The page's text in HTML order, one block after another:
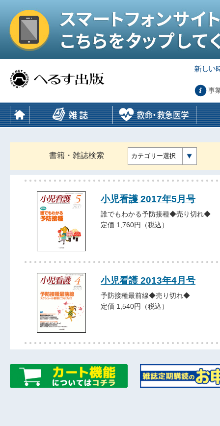
事
書籍・雑誌検索 カテゴリー選択
小児看護 2017年5月号
誰でもわかる予防接種◆売り切れ◆
定価 1,760円（税込）
小児看護 2013年4月号
予防接種最前線◆売り切れ◆
定価 1,540円（税込）